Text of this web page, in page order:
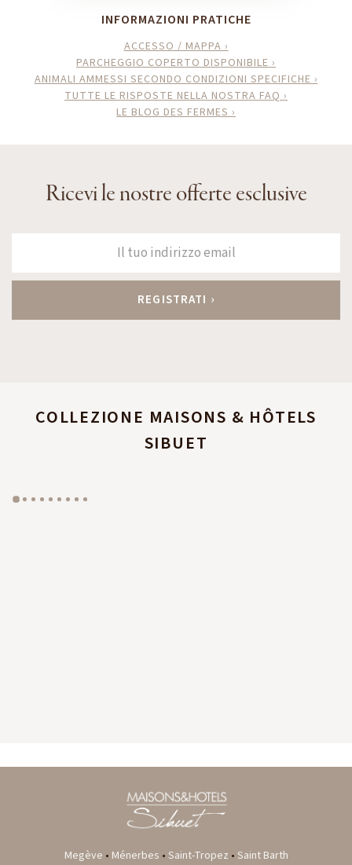
Ricevi le nostre offerte esclusive
INFORMAZIONI PRATICHE
ACCESSO / MAPPA ›
PARCHEGGIO COPERTO DISPONIBILE ›
ANIMALI AMMESSI SECONDO CONDIZIONI SPECIFICHE ›
TUTTE LE RISPOSTE NELLA NOSTRA FAQ ›
LE BLOG DES FERMES ›
COLLEZIONE MAISONS & HÔTELS
SIBUET
Megève • Ménerbes • Saint-Tropez • Saint Barth